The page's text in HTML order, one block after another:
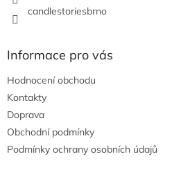
candlestoriesbrno
Informace pro vás
Hodnocení obchodu
Kontakty
Doprava
Obchodní podmínky
Podmínky ochrany osobních údajů